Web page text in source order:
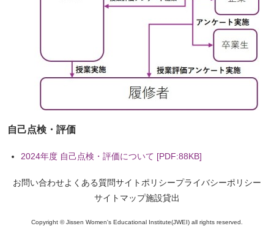
自己点検・評価
2024年度 自己点検・評価について [PDF:88KB]
お問い合わせよくある質問サイトポリシープライバシーポリシー
サイトマップ施設貸出
Copyright © Jissen Women's Educational Institute(JWEI) all rights reserved.